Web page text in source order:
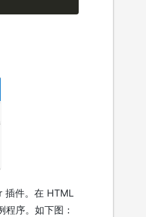
插件。在 HTML
序。如下图：